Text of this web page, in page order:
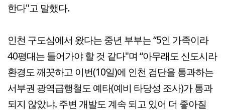
한다"고 말했다.
인천 구도심에서 왔다는 중년 부부는 “5인 가족이라
40평대는 들어가야 할 것 같다"며 “아무래도 신도시라
환경도 깨끗하고 이번(10일)에 인천 검단을 통과하는
서부권 광역급행철도 예타(예비 타당성 조사)가 통과
되지 않았냐. 주변 개발도 계속 되고 있어 더 좋아질